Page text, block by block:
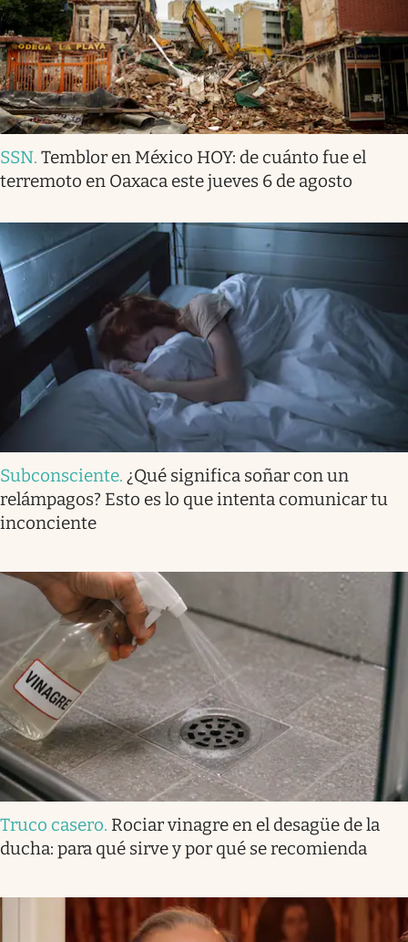
SSN. Temblor en México HOY: de cuánto fue el
terremoto en Oaxaca este jueves 6 de agosto
Subconsciente. ¿Qué significa soñar con un
relámpagos? Esto es lo que intenta comunicar tu
inconciente
Truco casero. Rociar vinagre en el desagüe de la
ducha: para qué sirve y por qué se recomienda